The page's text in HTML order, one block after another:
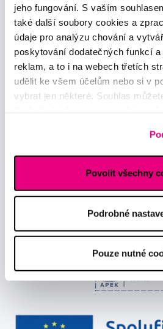
jeho fungování. S vaším
také další soubory cookies a
údaje pro analýzu chování a
poskytování dodatečných funkcí
reklam, a to i na webech třetích
udělit ke všem účelům nebo si v
vybrat jen některé. Souhlas
Povolit všechny
Podrobné
Pouze nutné
Novinky a nabídky
a souhlasím sezpracováním osobních